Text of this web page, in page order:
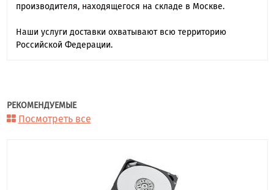
производителя, находящегося на складе в Москве.
Наши услуги доставки охватывают всю территорию
Российской Федерации.
РЕКОМЕНДУЕМЫЕ
Посмотреть все